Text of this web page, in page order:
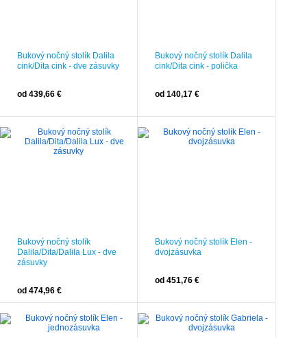
Bukový nočný stolík Dalila
cink/Dita cink - dve zásuvky
od 439,66 €
Bukový nočný stolík Dalila
cink/Dita cink - polička
od 140,17 €
Bukový nočný stolík
Dalila/Dita/Dalila Lux - dve
zásuvky
od 474,96 €
Bukový nočný stolík Elen -
dvojzásuvka
od 451,76 €